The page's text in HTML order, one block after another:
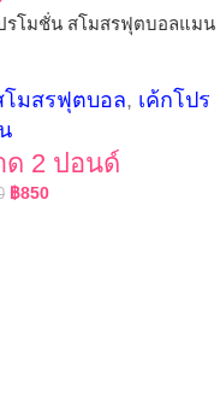
รโมชั่น สโมสรฟุตบอลแมน
โมสรฟุตบอล, เค้กโปร
ด 2 ปอนด์
฿850